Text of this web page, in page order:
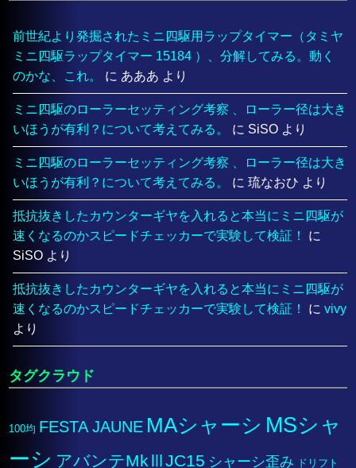
前世紀より発掘されたミニ四駆用ラップタイマー（タミヤ
ミニ四駆ラップタイマー 15184 ）、分解してみる。動く
のかな、これ。
に あああ より
ミニ四駆のローラーセッティング考察 、ローラー径は大き
いほうが有利？について考えてみる。
に SiSO より
ミニ四駆のローラーセッティング考察 、ローラー径は大き
いほうが有利？について考えてみる。
に琉なおひ より
抵抗抜きしたカウンターギヤを入れると本当にミニ四駆が
速くなるのかスピードチェッカーで実験して検証！
に
SiSO より
抵抗抜きしたカウンターギヤを入れると本当にミニ四駆が
速くなるのかスピードチェッカーで実験して検証！
にvivy
より
タグクラウド
100均 FESTA JAUNE MAシャーシ MSシャ
ーシ アバンテMkⅢJC15 シャーシ歪み ドリフト